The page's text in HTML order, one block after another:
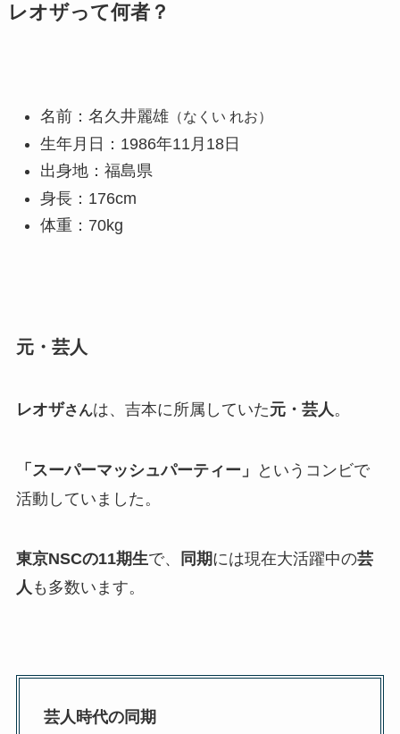
レオザって何者？
名前：名久井麗雄（なくい れお）
生年月日：1986年11月18日
出身地：福島県
身長：176cm
体重：70kg
元・芸人
レオザさんは、吉本に所属していた元・芸人 。
「スーパーマッシュパーティー」
というコンビで
活動していました。
東京NSCの11期生で、 同期には現在大活躍中の芸
人 も多数います。
芸人時代の同期